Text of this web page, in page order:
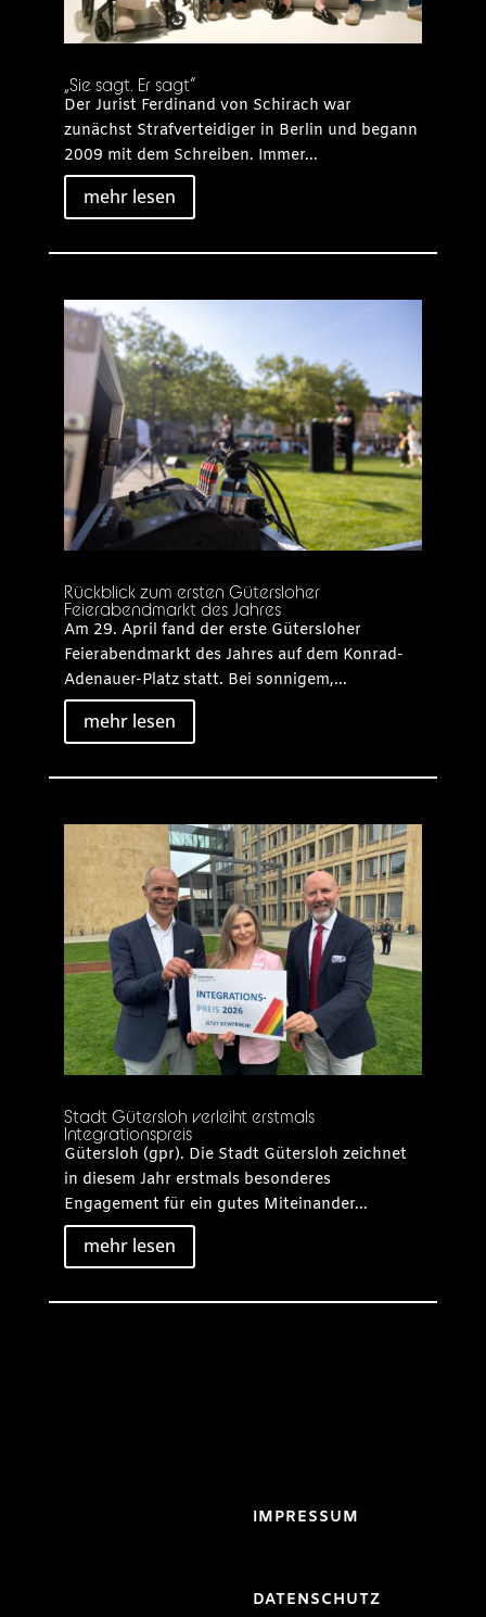
„Sie sagt. Er sagt“
Der Jurist Ferdinand von Schirach war
zunächst Strafverteidiger in Berlin und begann
2009 mit dem Schreiben. Immer...
mehr lesen
Rückblick zum ersten Gütersloher
Feierabendmarkt des Jahres
Am 29. April fand der erste Gütersloher
Feierabendmarkt des Jahres auf dem Konrad-
Adenauer-Platz statt. Bei sonnigem,...
mehr lesen
Stadt Gütersloh verleiht erstmals
Integrationspreis
Gütersloh (gpr). Die Stadt Gütersloh zeichnet
in diesem Jahr erstmals besonderes
Engagement für ein gutes Miteinander...
mehr lesen
IMPRESSUM
DATENSCHUTZ